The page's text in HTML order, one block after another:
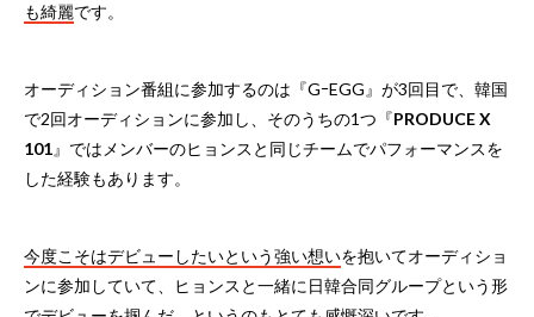
も綺麗です。
オーディション番組に参加するのは『GｰEGG』が3回目で、韓国
で2回オーディションに参加し、そのうちの1つ『PRODUCE X
101』ではメンバーのヒョンスと同じチームでパフォーマンスを
した経験もあります。
今度こそはデビューしたいという強い想いを抱いてオーディショ
ンに参加していて、ヒョンスと一緒に日韓合同グループという形